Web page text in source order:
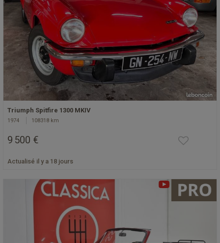
Triumph Spitfire 1300 MKIV
1974 108318 km
9 500 €
Actualisé il y a 18 jours